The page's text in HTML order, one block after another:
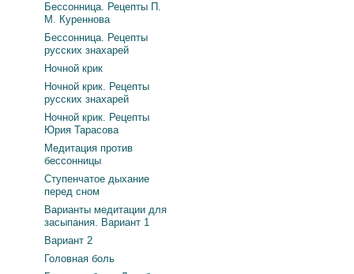
Бессонница. Рецепты П.
М. Куреннова
Бессонница. Рецепты
русских знахарей
Ночной крик
Ночной крик. Рецепты
русских знахарей
Ночной крик. Рецепты
Юрия Тарасова
Медитация против
бессонницы
Ступенчатое дыхание
перед сном
Варианты медитации для
засыпания. Вариант 1
Вариант 2
Головная боль